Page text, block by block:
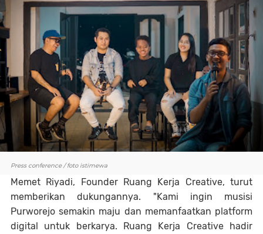
Press conference / foto istimewa
Memet Riyadi, Founder Ruang Kerja Creative, turut
memberikan dukungannya. "Kami ingin musisi
Purworejo semakin maju dan memanfaatkan platform
digital untuk berkarya. Ruang Kerja Creative hadir